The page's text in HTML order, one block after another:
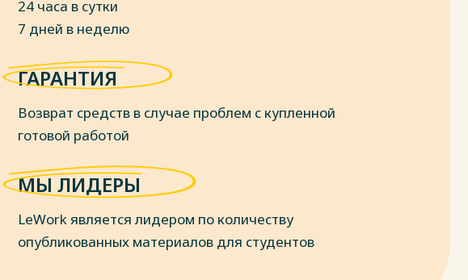
24 часа в сутки
7 дней в неделю
ГАРАНТИЯ
Возврат средств в случае проблем с купленной
готовой работой
МЫ ЛИДЕРЫ
LeWork является лидером по количеству
опубликованных материалов для студентов